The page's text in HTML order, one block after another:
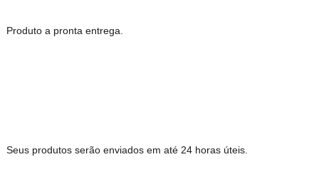
Produto a pronta entrega.
Seus produtos serão enviados em até 24 horas úteis.